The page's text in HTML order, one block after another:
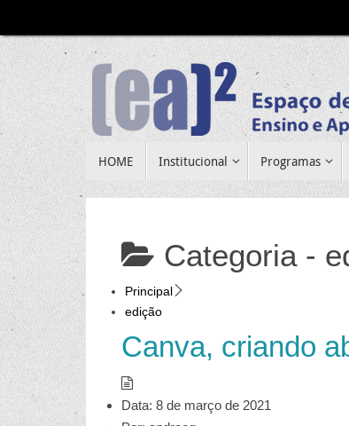
para
conteúdo
para
conteúdo
HOME Institucional Programas
Categoria -
Principal
edição
Canva, criando
Data: 8 de março de 2021